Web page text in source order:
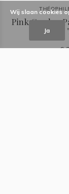
Pink Garden
lamp
€
Wij slaan cookies
Ja